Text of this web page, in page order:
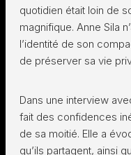
quotidien était loin de
magnifique. Anne Sila
l’identité de son
de préserver sa vie
Dans une interview
fait des confidences
de sa moitié. Elle a
qu’ils partagent, ainsi